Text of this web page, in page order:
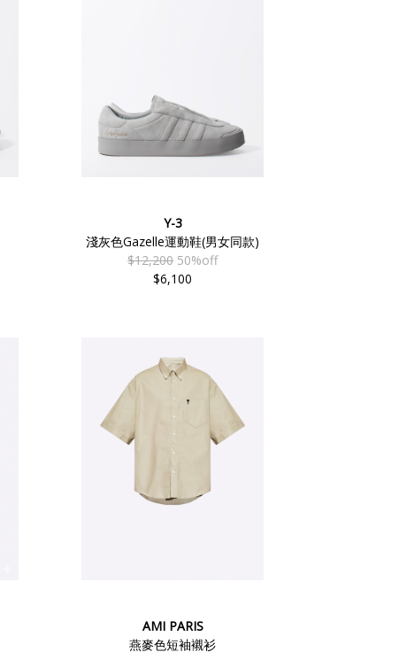
Y-3
淺灰色Gazelle運動鞋(男女同款)
$12,200 50%off
$6,100
AMI PARIS
燕麥色短袖襯衫